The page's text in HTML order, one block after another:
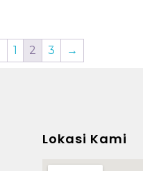
1 2 3 →
Lokasi Kami